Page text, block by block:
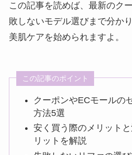
この記事を読めば、最新のク
敗しないモデル選びまで分か
美肌ケアを始められますよ。
この記事のポイント
クーポンやECモールの
方法5選
安く買う際のメリット
リットを解説